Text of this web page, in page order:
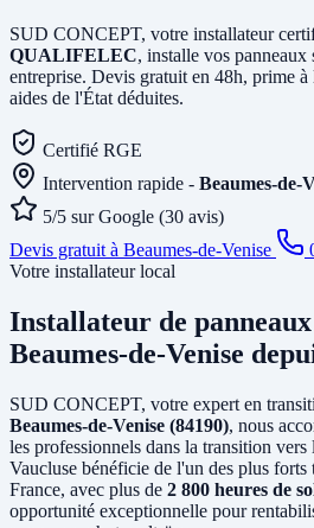
SUD CONCEPT, votre installateur
QUALIFELEC, installe vos
entreprise. Devis gratuit en 48h, prime
aides de l'État déduites.
Certifié RGE
Intervention rapide - Beaumes-de-
5/5 sur Google (30 avis)
Devis gratuit à Beaumes-de-Venise
Votre installateur local
Installateur de
Beaumes-de-Venise
SUD CONCEPT, votre expert en
Beaumes-de-Venise (84190), nous
les professionnels dans la transition vers
Vaucluse bénéficie de l'un des plus
France, avec plus de 2 800 heures de
opportunité exceptionnelle pour